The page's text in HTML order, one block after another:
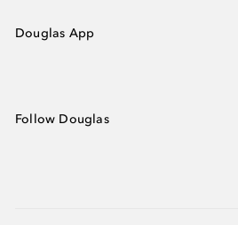
Douglas App
Follow Douglas